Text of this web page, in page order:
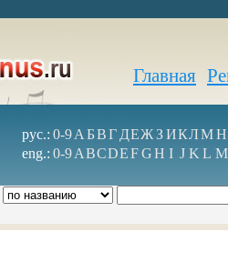
Главная
рус.: 0-9А БВГ ДЕЖ З ИКЛМН
eng.: 0-9ABCDEFGH I J K L M